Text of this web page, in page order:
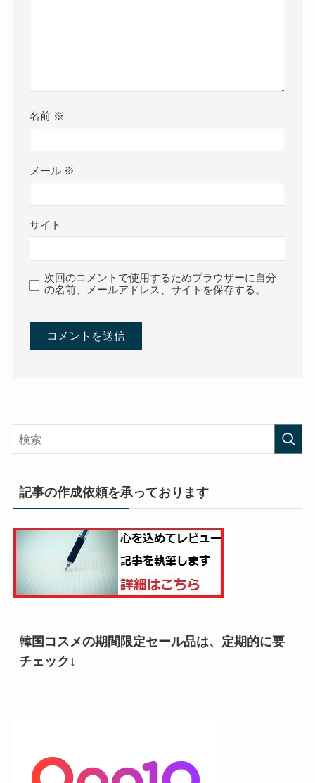
名前 ※
メール ※
サイト
次回のコメントで使用するためブラウザーに自分
の名前、メールアドレス、サイトを保存する。
記事の作成依頼を承っております
韓国コスメの期間限定セール品は、定期的に要
チェック↓